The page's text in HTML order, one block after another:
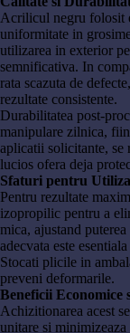
Acrilicul negru folosit
uniformitate in
utilizarea in exterior
semnificativa. In
rata scazuta de
rezultate consistente.
Durabilitatea post-
manipulare zilnica,
aplicatii solicitante, se
lucios ofera deja
Sfaturi pentru
Pentru rezultate
izopropilic pentru a
mica, ajustand
adecvata este
Stocati plicile in
preveni deformarile.
Beneficii Economice
Achizitionarea acest
unitare si